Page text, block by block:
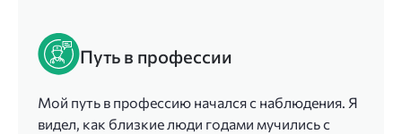
Путь в профессии
Мой путь в профессию начался с наблюдения. Я
видел, как близкие люди годами мучились с